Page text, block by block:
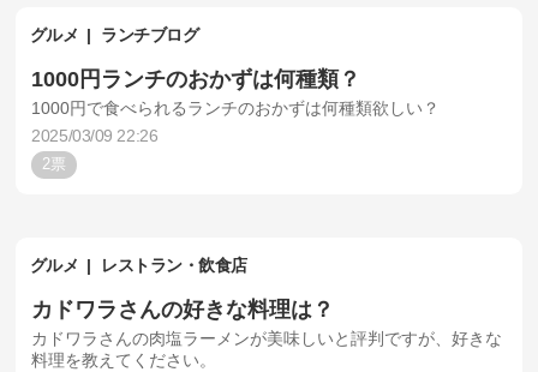
グルメ ランチブログ
1000円ランチのおかずは何種類？
1000円で食べられるランチのおかずは何種類欲しい？
2025/03/09 22:26
2
グルメ レストラン・飲食店
カドワラさんの好きな料理は？
カドワラさんの肉塩ラーメンが美味しいと評判ですが、好きな
料理を教えてください。